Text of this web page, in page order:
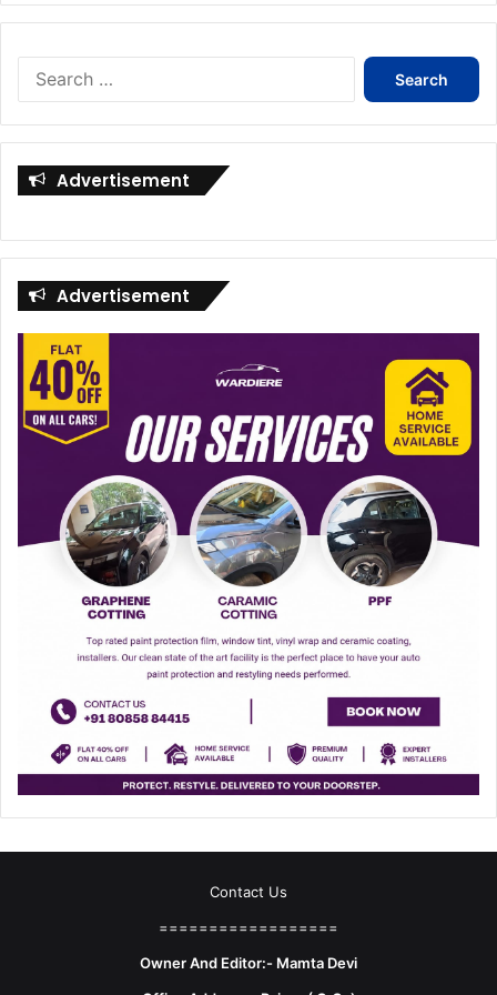
Search
Advertisement
Advertisement
Contact Us
==================
Owner And Editor:- Mamta Devi